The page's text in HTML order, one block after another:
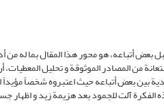
و الظروف فی ظن مهدویة زید بن علی (122–80ق) من قبل بعض أتباعه، هو
من المصادر الموثوقة و تحلیل
بین بعض أتباعه حیث اعتبروه شخصاً مؤیداً
الفکرة آلت للجمود بعد هزیمة زید و اظهار